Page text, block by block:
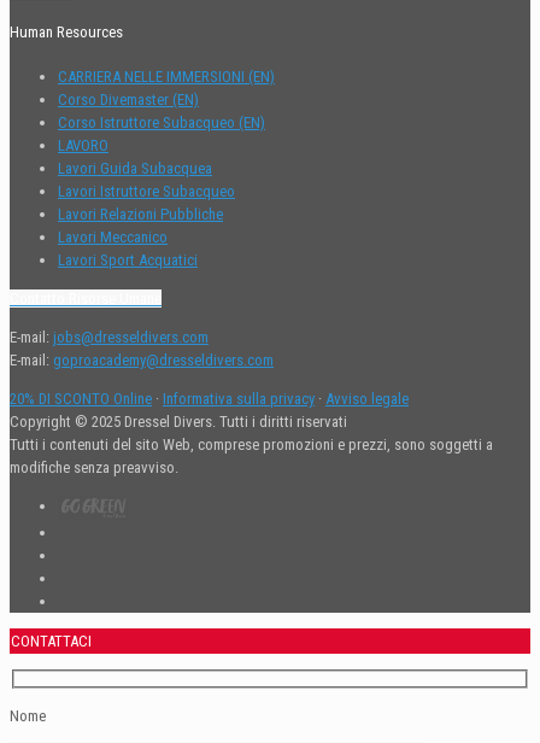
Human Resources
CARRIERA NELLE IMMERSIONI (EN)
Corso Divemaster (EN)
Corso Istruttore Subacqueo (EN)
LAVORO
Lavori Guida Subacquea
Lavori Istruttore Subacqueo
Lavori Relazioni Pubbliche
Lavori Meccanico
Lavori Sport Acquatici
Contatto Risorse Umane
E-mail: jobs@dresseldivers.com
E-mail: goproacademy@dresseldivers.com
20% DI SCONTO Online · Informativa sulla privacy · Avviso legale
Copyright © 2025 Dressel Divers. Tutti i diritti riservati
Tutti i contenuti del sito Web, comprese promozioni e prezzi, sono soggetti a
modifiche senza preavviso.
CONTATTACI
Nome